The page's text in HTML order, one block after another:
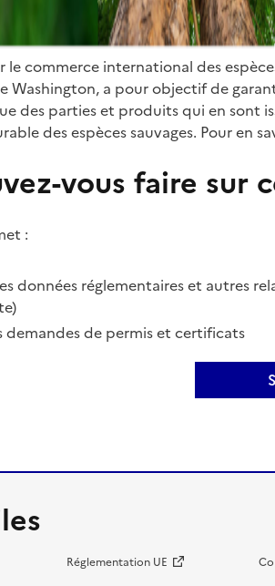
le commerce international des
Washington, a pour objectif de
des parties et produits qui en sont
des espèces sauvages. Pour en
vous faire sur
:
données réglementaires et autres
demandes de permis et certificats
Réglementation UE